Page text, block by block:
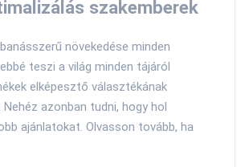
szakemberek
növekedése minden
teszi a világ minden tájáról
elképesztő választékának
azonban tudni, hogy hol
ajánlatokat. Olvasson tovább, ha